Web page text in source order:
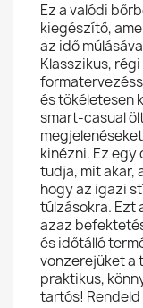
Ez a valódi
kiegészítő,
az idő
Klasszikus,
és tökéletesen
smart-casual
kinézni. Ez egy
tudja, mit akar,
hogy az igazi
túlzásokra. Ezt
azaz
és időtálló
vonzerejüket a
praktikus,
tartós!